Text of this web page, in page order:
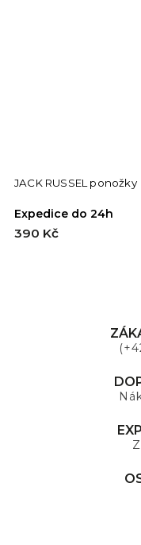
JACK RUSSEL ponožky
Expedice do 24h
390 Kč